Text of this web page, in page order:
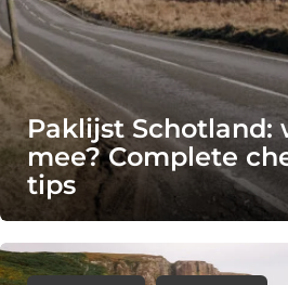
Paklijst Schotland:
mee? Complete
tips